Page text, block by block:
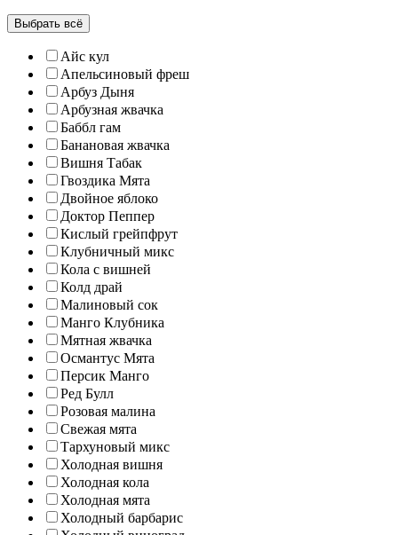
Выбрать всё
Айс кул
Апельсиновый фреш
Арбуз Дыня
Арбузная жвачка
Баббл гам
Банановая жвачка
Вишня Табак
Гвоздика Мята
Двойное яблоко
Доктор Пеппер
Кислый грейпфрут
Клубничный микс
Кола с вишней
Колд драй
Малиновый сок
Манго Клубника
Мятная жвачка
Османтус Мята
Персик Манго
Ред Булл
Розовая малина
Свежая мята
Тархуновый микс
Холодная вишня
Холодная кола
Холодная мята
Холодный барбарис